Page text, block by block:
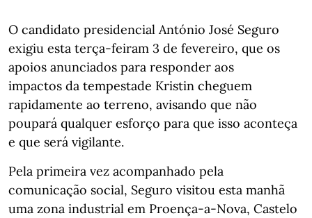
O candidato presidencial António José Seguro
exigiu esta terça-feiram 3 de fevereiro, que os
apoios anunciados para responder aos
impactos da tempestade Kristin cheguem
rapidamente ao terreno, avisando que não
poupará qualquer esforço para que isso aconteça
e que será vigilante.
Pela primeira vez acompanhado pela
comunicação social, Seguro visitou esta manhã
uma zona industrial em Proença-a-Nova, Castelo